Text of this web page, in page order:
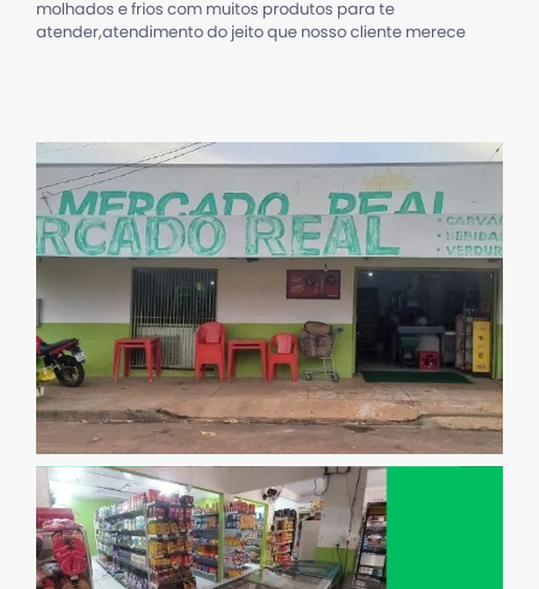
molhados e frios com muitos produtos para te
atender,atendimento do jeito que nosso cliente merece